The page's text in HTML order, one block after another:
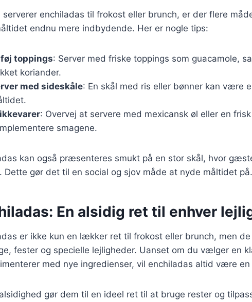
serverer enchiladas til frokost eller brunch, er der flere
endnu mere indbydende. Her er nogle tips:
toppings: Server med friske toppings som guacamole,
koriander.
med sideskåle: En skål med ris eller bønner kan være
: Overvej at servere med mexicansk øl eller en
smagene.
kan også præsenteres smukt på en stor skål, hvor
Dette gør det til en social og sjov måde at nyde måltidet på.
En alsidig ret til enhver
er ikke kun en lækker ret til frokost eller brunch, men
fester og specielle lejligheder. Uanset om du vælger en
med nye ingredienser, vil enchiladas altid være
gør dem til en ideel ret til at bruge rester og